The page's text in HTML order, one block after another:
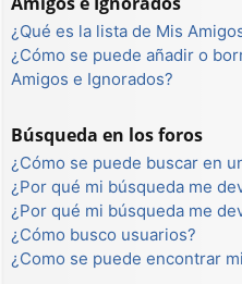
¿Qué es la lista de Mis
¿Cómo se puede añadir o
Amigos e Ignorados?
Búsqueda en los foros
¿Cómo se puede buscar en
¿Por qué mi búsqueda me
¿Por qué mi búsqueda me
¿Cómo busco usuarios?
¿Como se puede encontrar